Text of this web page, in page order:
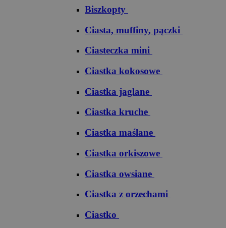
Biszkopty
Ciasta, muffiny, pączki
Ciasteczka mini
Ciastka kokosowe
Ciastka jaglane
Ciastka kruche
Ciastka maślane
Ciastka orkiszowe
Ciastka owsiane
Ciastka z orzechami
Ciastko